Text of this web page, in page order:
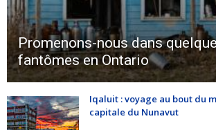
Promenons-nous dans
fantômes en Ontario
Iqaluit : voyage au bout du
capitale du Nunavut